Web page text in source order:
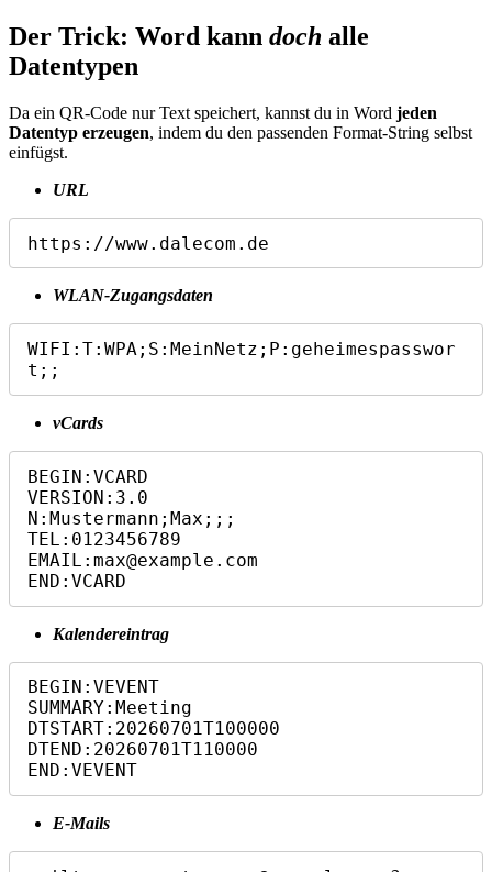
Der Trick: Word kann doch alle
Datentypen
Da ein QR‑Code nur Text speichert, kannst du in Word jeden
Datentyp erzeugen, indem du den passenden Format‑String selbst
einfügst.
URL
https://www.dalecom.de
WLAN‑Zugangsdaten
WIFI:T:WPA;S:MeinNetz;P:geheimespasswor
t;;
vCards
BEGIN:VCARD
VERSION:3.0
N:Mustermann;Max;;;
TEL:0123456789
EMAIL:max@example.com
END:VCARD
Kalendereintrag
BEGIN:VEVENT
SUMMARY:Meeting
DTSTART:20260701T100000
DTEND:20260701T110000
END:VEVENT
E-Mails